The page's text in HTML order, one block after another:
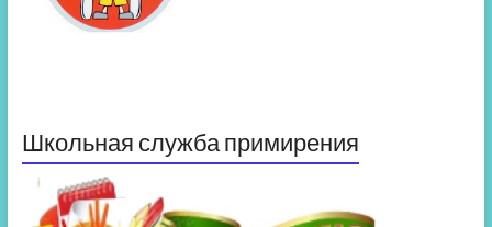
Школьная служба примирения